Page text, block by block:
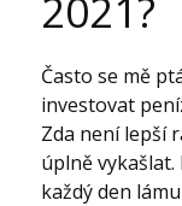
2021?
Často se mě
investovat
Zda není lepší
úplně
každý den